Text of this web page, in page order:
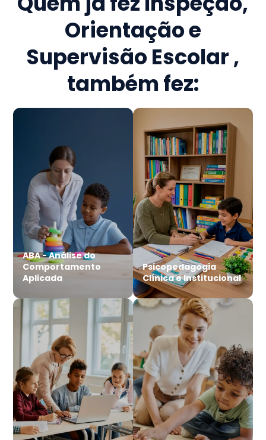
Orientação e
Supervisão Escolar,
também fez:
ABA - Análise do
Comportamento
Aplicada
Psicopedagogia
Clínica e Institucional